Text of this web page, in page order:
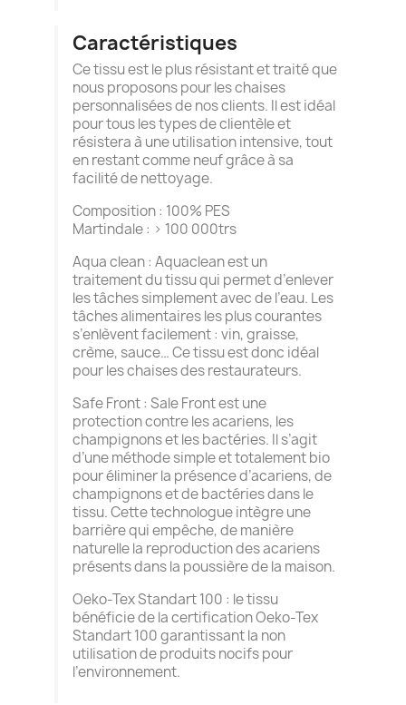
Caractéristiques
Ce tissu est le plus résistant et traité que
nous proposons pour les chaises
personnalisées de nos clients. Il est idéal
pour tous les types de clientèle et
résistera à une utilisation intensive, tout
en restant comme neuf grâce à sa
facilité de nettoyage.
Composition : 100% PES
Martindale : > 100 000trs
Aqua clean : Aquaclean est un
traitement du tissu qui permet d’enlever
les tâches simplement avec de l’eau. Les
tâches alimentaires les plus courantes
s’enlèvent facilement : vin, graisse,
crème, sauce… Ce tissu est donc idéal
pour les chaises des restaurateurs.
Safe Front : Sale Front est une
protection contre les acariens, les
champignons et les bactéries. Il s’agit
d’une méthode simple et totalement bio
pour éliminer la présence d’acariens, de
champignons et de bactéries dans le
tissu. Cette technologue intègre une
barrière qui empêche, de manière
naturelle la reproduction des acariens
présents dans la poussière de la maison.
Oeko-Tex Standart 100 : le tissu
bénéficie de la certification Oeko-Tex
Standart 100 garantissant la non
utilisation de produits nocifs pour
l’environnement.